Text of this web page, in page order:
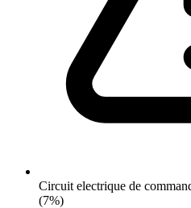
Circuit electrique de
(7%)